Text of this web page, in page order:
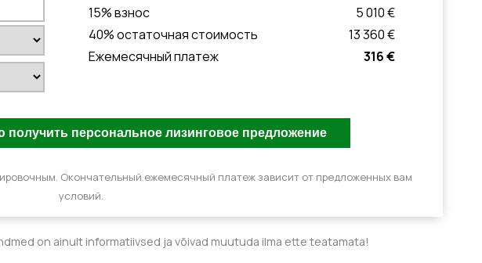
15% взнос
5 010 €
40% остаточная стоимость
13 360 €
Ежемесячный платеж
316 €
Окончательный ежемесячный платеж зависит от предложенных вам
условий.
on ainult informatiivsed ja võivad muutuda ilma ette teatamata!